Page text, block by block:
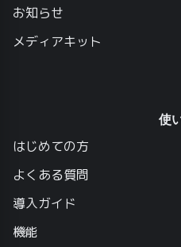
お知らせ
メディアキット
使
はじめての方
よくある質問
導入ガイド
機能